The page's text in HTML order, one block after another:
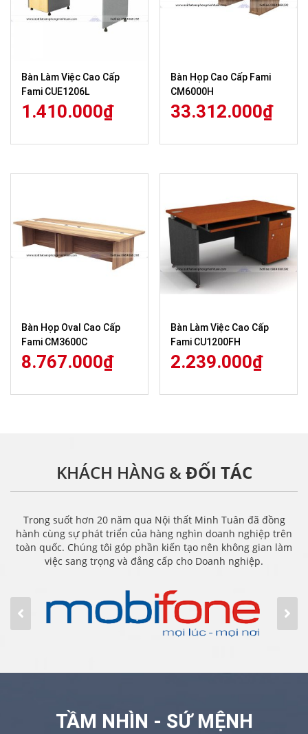
Bàn Làm Việc Cao Cấp
Fami CUE1206L
1.410.000₫
Bàn Họp Cao Cấp Fami
CM6000H
33.312.000₫
Bàn Họp Oval Cao Cấp
Fami CM3600C
8.767.000₫
Bàn Làm Việc Cao Cấp
Fami CU1200FH
2.239.000₫
KHÁCH HÀNG & ĐỐI TÁC
Trong suốt hơn 20 năm qua Nội thất Minh Tuân đã đồng
hành cùng sự phát triển của hàng nghìn doanh nghiệp trên
toàn quốc. Chúng tôi góp phần kiến tạo nên không gian làm
việc sang trọng và đẳng cấp cho Doanh nghiệp.
TẦM NHÌN - SỨ MỆNH